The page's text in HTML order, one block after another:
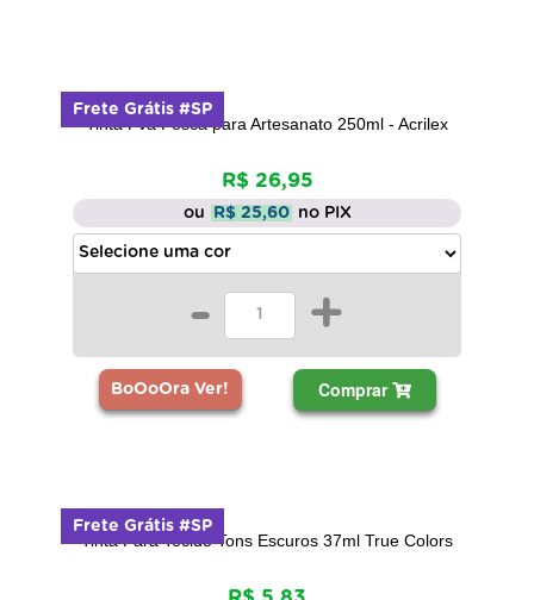
Tinta Pva Fosca para Artesanato 250ml - Acrilex
R$ 26,95
ou R$ 25,60 no PIX
- +
BoOoOra Ver! Comprar
Frete Grátis #SP
Tinta Para Tecido Tons Escuros 37ml True Colors
Frete Grátis #SP